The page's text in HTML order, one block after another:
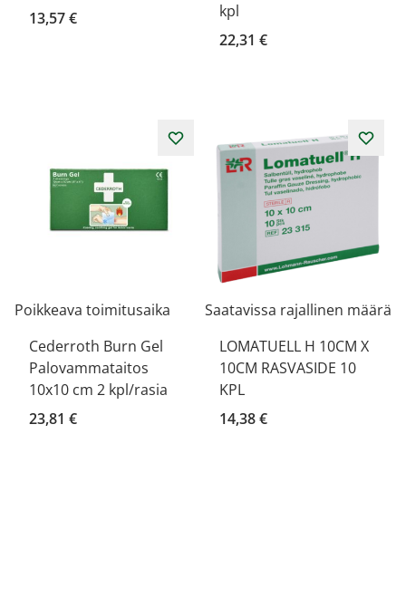
13,57 €
kpl
22,31 €
Poikkeava toimitusaika
Cederroth Burn Gel
Palovammataitos
10x10 cm 2 kpl/rasia
23,81 €
Saatavissa rajallinen määrä
LOMATUELL H 10CM X
10CM RASVASIDE 10
KPL
14,38 €